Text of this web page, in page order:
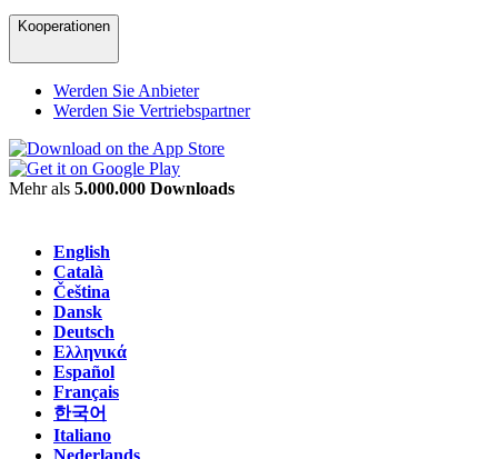
Kooperationen
Werden Sie Anbieter
Werden Sie Vertriebspartner
Mehr als 5.000.000 Downloads
English
Català
Čeština
Dansk
Deutsch
Ελληνικά
Español
Français
한국어
Italiano
Nederlands